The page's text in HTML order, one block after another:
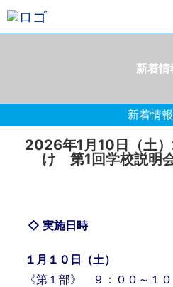
新着情
新着情報
2026年1月10日（土
け 第1回学校説明
◇ 実施日時
１ 月１０ 日（土）
《第１部》 ９：００～１